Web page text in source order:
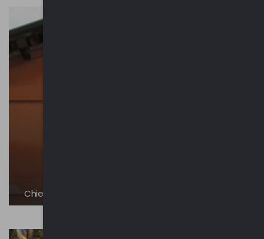
Chiesa di San Castriziano | Regosella